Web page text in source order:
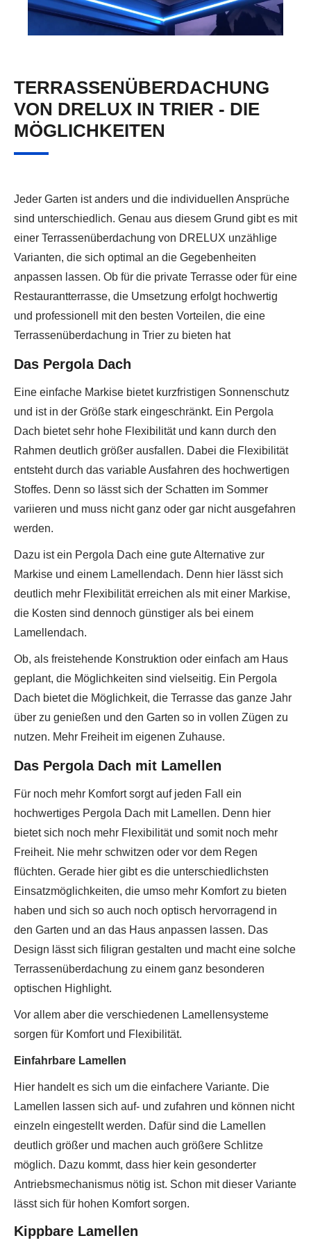
TERRASSENÜBERDACHUNG
VON DRELUX IN TRIER - DIE
MÖGLICHKEITEN
Jeder Garten ist anders und die individuellen Ansprüche
sind unterschiedlich. Genau aus diesem Grund gibt es mit
einer Terrassenüberdachung von DRELUX unzählige
Varianten, die sich optimal an die Gegebenheiten
anpassen lassen. Ob für die private Terrasse oder für eine
Restaurantterrasse, die Umsetzung erfolgt hochwertig
und professionell mit den besten Vorteilen, die eine
Terrassenüberdachung in Trier zu bieten hat
Das Pergola Dach
Eine einfache Markise bietet kurzfristigen Sonnenschutz
und ist in der Größe stark eingeschränkt. Ein Pergola
Dach bietet sehr hohe Flexibilität und kann durch den
Rahmen deutlich größer ausfallen. Dabei die Flexibilität
entsteht durch das variable Ausfahren des hochwertigen
Stoffes. Denn so lässt sich der Schatten im Sommer
variieren und muss nicht ganz oder gar nicht ausgefahren
werden.
Dazu ist ein Pergola Dach eine gute Alternative zur
Markise und einem Lamellendach. Denn hier lässt sich
deutlich mehr Flexibilität erreichen als mit einer Markise,
die Kosten sind dennoch günstiger als bei einem
Lamellendach.
Ob, als freistehende Konstruktion oder einfach am Haus
geplant, die Möglichkeiten sind vielseitig. Ein Pergola
Dach bietet die Möglichkeit, die Terrasse das ganze Jahr
über zu genießen und den Garten so in vollen Zügen zu
nutzen. Mehr Freiheit im eigenen Zuhause.
Das Pergola Dach mit Lamellen
Für noch mehr Komfort sorgt auf jeden Fall ein
hochwertiges Pergola Dach mit Lamellen. Denn hier
bietet sich noch mehr Flexibilität und somit noch mehr
Freiheit. Nie mehr schwitzen oder vor dem Regen
flüchten. Gerade hier gibt es die unterschiedlichsten
Einsatzmöglichkeiten, die umso mehr Komfort zu bieten
haben und sich so auch noch optisch hervorragend in
den Garten und an das Haus anpassen lassen. Das
Design lässt sich filigran gestalten und macht eine solche
Terrassenüberdachung zu einem ganz besonderen
optischen Highlight.
Vor allem aber die verschiedenen Lamellensysteme
sorgen für Komfort und Flexibilität.
Einfahrbare Lamellen
Hier handelt es sich um die einfachere Variante. Die
Lamellen lassen sich auf- und zufahren und können nicht
einzeln eingestellt werden. Dafür sind die Lamellen
deutlich größer und machen auch größere Schlitze
möglich. Dazu kommt, dass hier kein gesonderter
Antriebsmechanismus nötig ist. Schon mit dieser Variante
lässt sich für hohen Komfort sorgen.
Kippbare Lamellen